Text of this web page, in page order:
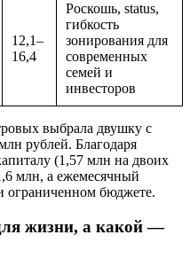
12,1–
16,4
Роскошь, status,
гибкость
зонирования для
современных
семей и
инвесторов
выбрала двушку с
рублей. Благодаря
(1,57 млн на двоих
млн, а ежемесячный
ограниченном бюджете.
жизни, а какой —